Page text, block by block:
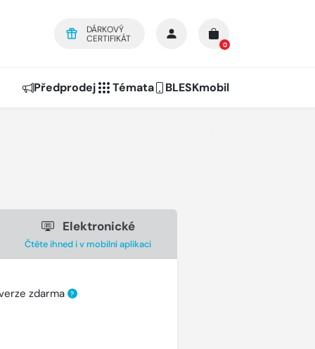
DÁRKOVÝ
CERTIFIKÁT
0
Předprodej Témata BLESKmobil
Elektronické
Čtěte ihned i v mobilní aplikaci
zdarma ?